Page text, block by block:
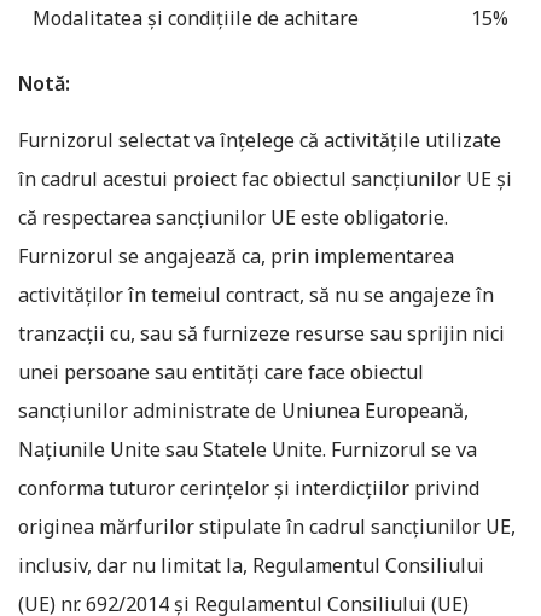
Modalitatea și condițiile de achitare 15%
Notă:
Furnizorul selectat va înțelege că activitățile utilizate
în cadrul acestui proiect fac obiectul sancțiunilor UE și
că respectarea sancțiunilor UE este obligatorie.
Furnizorul se angajează ca, prin implementarea
activităților în temeiul contract, să nu se angajeze în
tranzacții cu, sau să furnizeze resurse sau sprijin nici
unei persoane sau entități care face obiectul
sancțiunilor administrate de Uniunea Europeană,
Națiunile Unite sau Statele Unite. Furnizorul se va
conforma tuturor cerințelor și interdicțiilor privind
originea mărfurilor stipulate în cadrul sancțiunilor UE,
inclusiv, dar nu limitat la, Regulamentul Consiliului
(UE) nr. 692/2014 și Regulamentul Consiliului (UE)